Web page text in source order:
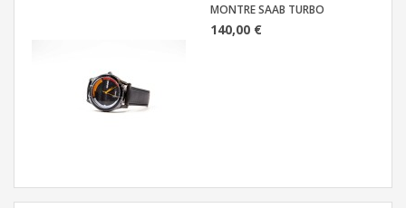
MONTRE SAAB TURBO
140,00 €